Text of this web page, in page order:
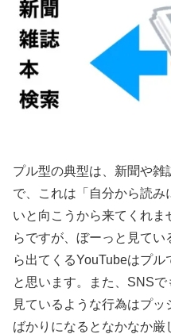
プル型の典型は、新聞や
で、これは「自分から読
いと向こうから来てくれま
らですが、ぼーっと見て
ら出てくるYouTubeはプ
と思います。また、SNS
見ているような行為はプ
ばかりになるとなかなか厳